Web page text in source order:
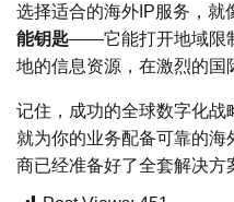
选择适合的海外IP服务，就
能钥匙——它能打开地域限
地的信息资源，在激烈的国
记住，成功的全球数字化战
就为你的业务配备可靠的
商已经准备好了全套解决方